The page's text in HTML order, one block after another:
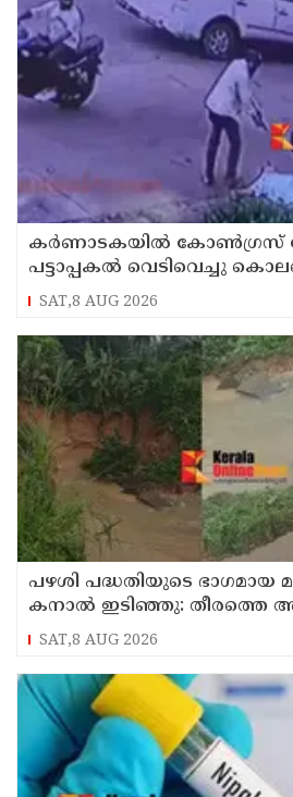
കർണാടകയിൽ കോൺഗ്രസ്
പട്ടാപ്പകൽ വെടിവെച്ചു
SAT,8 AUG 2026
പഴശി പദ്ധതിയുടെ ഭാഗമായ
കനാൽ ഇടിഞ്ഞു: തീരത്തെ
കുടുംബങ്ങളെ മാറ്റി
SAT,8 AUG 2026